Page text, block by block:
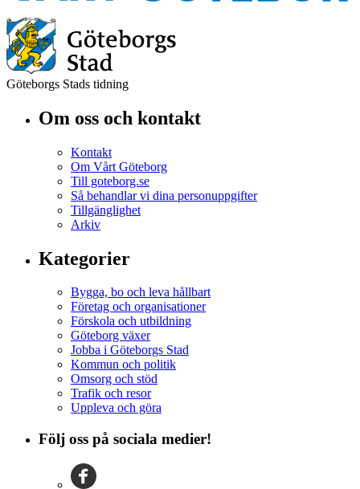
Göteborgs Stads tidning
Om oss och kontakt
Kontakt
Om Vårt Göteborg
Till goteborg.se
Så behandlar vi dina personuppgifter
Tillgänglighet
Arkiv
Kategorier
Bygga, bo och leva hållbart
Företag och organisationer
Förskola och utbildning
Göteborg växer
Jobba i Göteborgs Stad
Kommun och politik
Omsorg och stöd
Trafik och resor
Uppleva och göra
Följ oss på sociala medier!